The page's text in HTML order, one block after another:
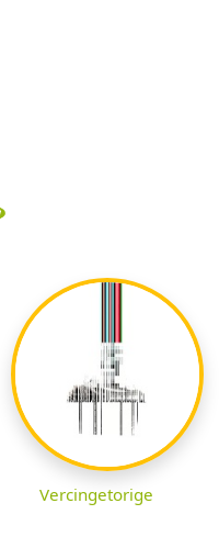
Vercingetorige